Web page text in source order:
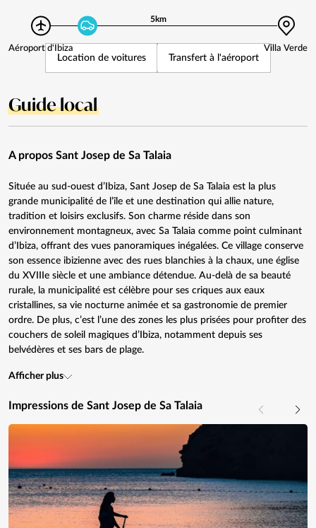
5km
Aéroport d'Ibiza Villa Verde
Location de voitures Transfert à l'aéroport
Guide local
A propos Sant Josep de Sa Talaia
Située au sud-ouest d’Ibiza, Sant Josep de Sa Talaia est la plus
grande municipalité de l’île et une destination qui allie nature,
tradition et loisirs exclusifs. Son charme réside dans son
environnement montagneux, avec Sa Talaia comme point culminant
d’Ibiza, offrant des vues panoramiques inégalées. Ce village conserve
son essence ibizienne avec des rues blanchies à la chaux, une église
du XVIIIe siècle et une ambiance détendue. Au-delà de sa beauté
rurale, la municipalité est célèbre pour ses criques aux eaux
cristallines, sa vie nocturne animée et sa gastronomie de premier
ordre. De plus, c’est l’une des zones les plus prisées pour profiter des
couchers de soleil magiques d’Ibiza, notamment depuis ses
belvédères et ses bars de plage.
Afficher plus
Impressions de Sant Josep de Sa Talaia